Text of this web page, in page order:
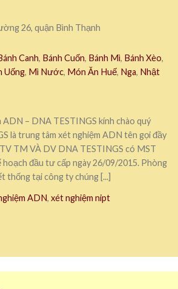
26, quận Bình Thạnh
Canh, Bánh Cuốn, Bánh Mì, Bánh Xèo,
Uống, Mì Nước, Món Ăn Huế, Nga, Nhật
ADN – DNA TESTINGS kính chào quý
là trung tâm xét nghiệm ADN tên gọi đầy
TM VÀ DV DNA TESTINGS có MST
hoạch đầu tư cấp ngày 26/09/2015. Phòng
thống tại công ty chúng [...]
ADN, xét nghiệm nipt